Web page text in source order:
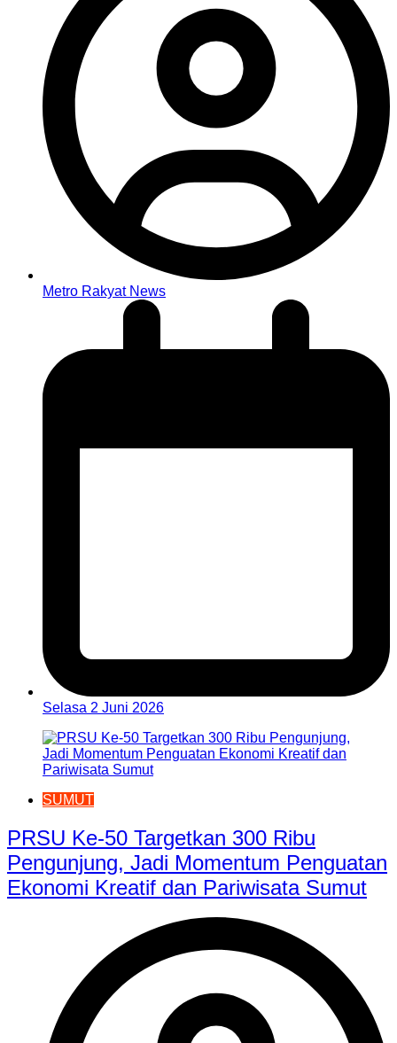
Metro Rakyat News
Selasa 2 Juni 2026
SUMUT
PRSU Ke-50 Targetkan 300 Ribu
Pengunjung, Jadi Momentum Penguatan
Ekonomi Kreatif dan Pariwisata Sumut